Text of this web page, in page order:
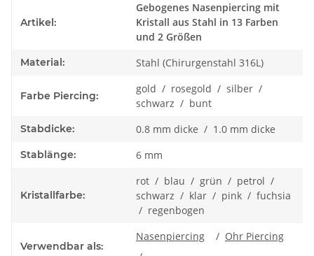
Artikel:
Gebogenes Nasenpiercing mit
Kristall aus Stahl in 13 Farben
und 2 Größen
Material: Stahl (Chirurgenstahl 316L)
Farbe Piercing:
gold / rosegold / silber /
schwarz / bunt
Stabdicke: 0.8 mm dicke / 1.0 mm dicke
Stablänge: 6 mm
Kristallfarbe:
rot / blau / grün / petrol /
schwarz / klar / pink / fuchsia
/ regenbogen
Verwendbar als:
Nasenpiercing / Ohr Piercing